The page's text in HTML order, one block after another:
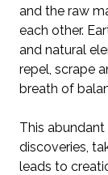
and the raw
each other.
and natural
repel, scrape
breath of
This
discoveries,
leads to